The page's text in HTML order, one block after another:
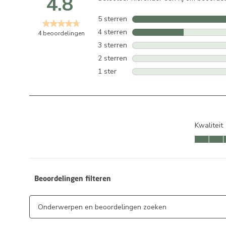
5 sterren sterren
4 sterren sterren
3 sterren sterren
2 sterren sterren
1 ster sterren
4 beoordelingen
Kwaliteit
Kwaliteit,
Beoordelingen filteren
Onderwerpen en beoordelingen zoeken per regio